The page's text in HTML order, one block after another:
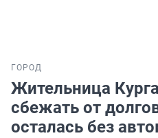
ГОРОД
Жительница
сбежать от
осталась без